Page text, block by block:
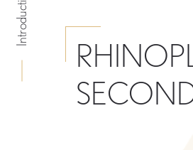
Introduction